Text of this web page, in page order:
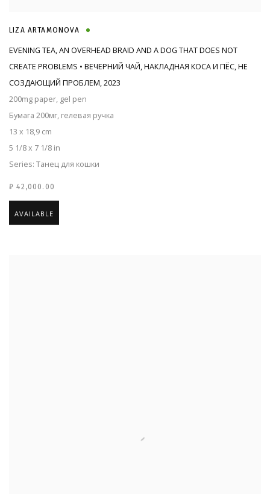
LIZA ARTAMONOVA
EVENING TEA, AN OVERHEAD BRAID AND A DOG THAT DOES NOT
CREATE PROBLEMS • ВЕЧЕРНИЙ ЧАЙ, НАКЛАДНАЯ КОСА И ПЁС, НЕ
СОЗДАЮЩИЙ ПРОБЛЕМ,2023
200mg paper, gel pen
Бумага 200мг, гелевая ручка
13 x 18,9 cm
5 1/8 x 7 1/8 in
Series: Танец для кошки
₽ 42,000.00
AVAILABLE